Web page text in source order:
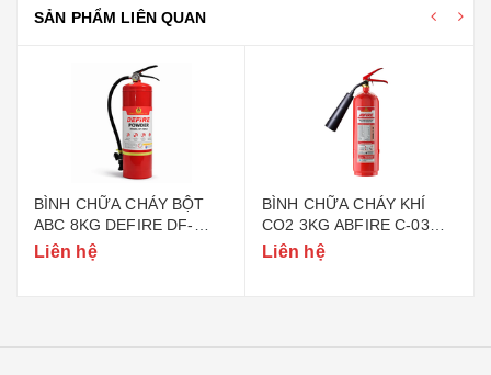
SẢN PHẨM LIÊN QUAN
BÌNH CHỮA CHÁY BỘT
ABC 8KG DEFIRE DF-
ABC8 (BỘ CÔNG AN)
Liên hệ
BÌNH CHỮA CHÁY KHÍ
CO2 3KG ABFIRE C-03
(TEM BỘ CÔNG AN)
Liên hệ